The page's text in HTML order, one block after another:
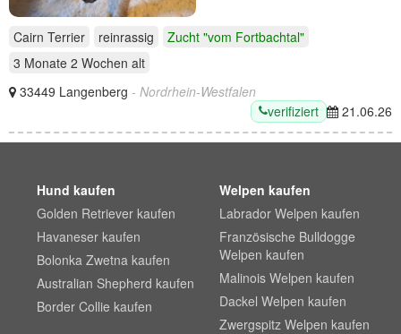
Cairn Terrier reinrassig
Zucht "vom Fortbachtal"
3 Monate 2 Wochen alt
33449 Langenberg - Nordrhein-Westfalen
verifiziert
21.06.26
Hund kaufen
Golden Retriever kaufen
Havaneser kaufen
Bolonka Zwetna kaufen
Australian Shepherd kaufen
Border Collie kaufen
Welpen kaufen
Labrador Welpen kaufen
Französische Bulldogge
Welpen kaufen
Malinois Welpen kaufen
Dackel Welpen kaufen
Zwergspitz Welpen kaufen